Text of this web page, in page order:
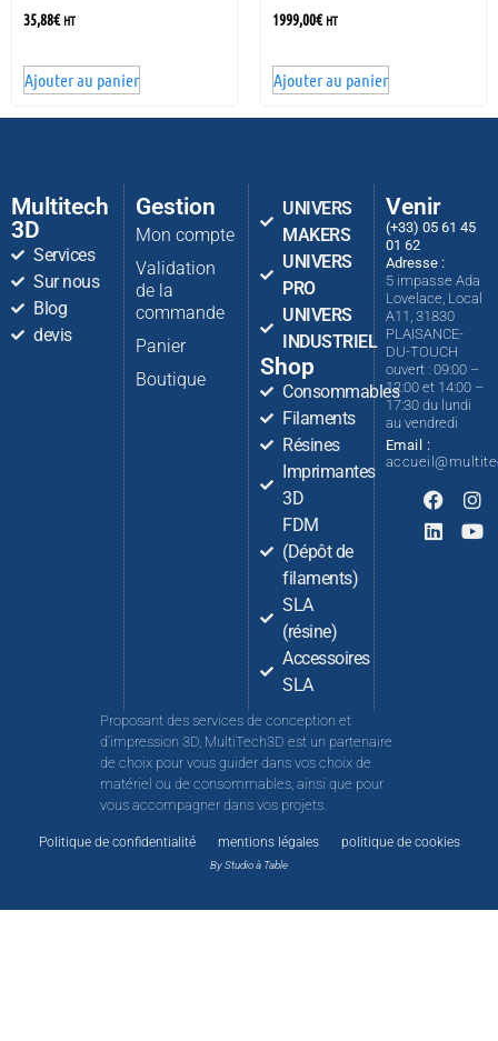
35,88€ HT
Ajouter au panier
1999,00€ HT
Ajouter au panier
Multitech
3D
Services
Sur nous
Blog
devis
Gestion
Mon compte
Validation
de la
commande
Panier
Boutique
UNIVERS
MAKERS
UNIVERS
PRO
UNIVERS
INDUSTRIEL
Shop
Consommables
Filaments
Résines
Imprimantes
3D
FDM
(Dépôt de
filaments)
SLA
(résine)
Accessoires
SLA
Venir
(+33) 05 61 45
01 62
Adresse :
5 impasse Ada
Lovelace, Local
A11, 31830
PLAISANCE-
DU-TOUCH
ouvert : 09:00 –
12:00 et 14:00 –
17:30 du lundi
au vendredi
Email :
Proposant des services de conception et
d’impression 3D, MultiTech3D est un partenaire
de choix pour vous guider dans vos choix de
matériel ou de consommables, ainsi que pour
vous accompagner dans vos projets.
Politique de confidentialité mentions légales politique de cookies
By Studio à Table